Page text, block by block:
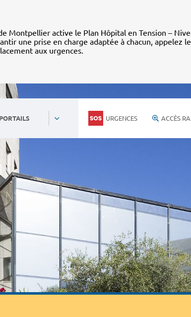
Montpellier active le Plan Hôpital en Tension –
une prise en charge adaptée à chacun, appelez
aux urgences.
URGENCES ACCÈS